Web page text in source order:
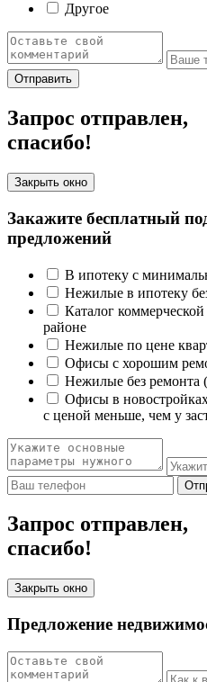
Другое
Отправить
Запрос отправлен,
спасибо!
Закрыть окно
Закажите бесплатный
предложений
В ипотеку с
Нежилые в ипотеку
Каталог
районе
Нежилые по цене
Офисы с хорошим
Нежилые без ремонта
Офисы в
с ценой меньше, чем у
Запрос отправлен,
спасибо!
Закрыть окно
Предложение